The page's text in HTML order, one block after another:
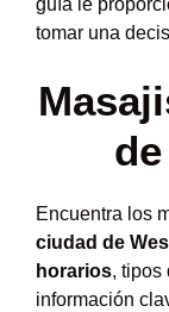
guía le
tomar una
Encuentra los
ciudad de
horarios, tipos
información